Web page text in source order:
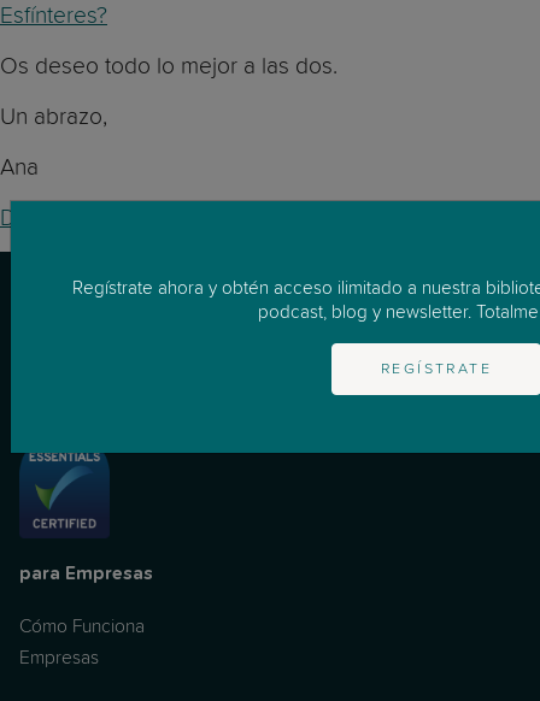
Esfínteres?
Os deseo todo lo mejor a las dos.
Un abrazo,
Ana
Dr Ana Aznar
para Empresas
Cómo Funciona
Empresas
Regístrate ahora y obtén acceso ilimitado a nuestra
podcast, blog y newsletter.
REGÍSTRATE